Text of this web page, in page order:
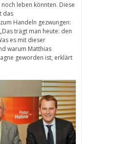
leben könnten. Diese
das
Handeln gezwungen:
trägt man heute: den
es mit dieser
warum Matthias
geworden ist, erklärt